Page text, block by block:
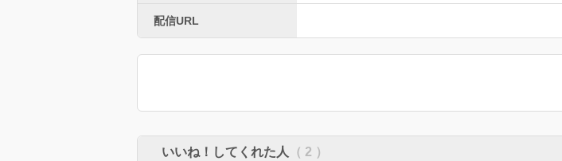
配信URL
いいね！してくれた人 （ 2 ）